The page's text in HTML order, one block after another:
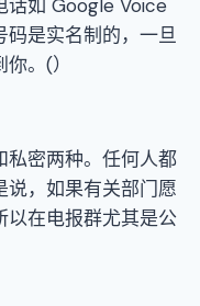
话如 Google Voice
码是实名制的，一旦
。(）
私密两种。任何人都
说，如果有关部门愿
以在电报群尤其是公